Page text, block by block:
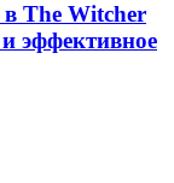
The Witcher
эффективное